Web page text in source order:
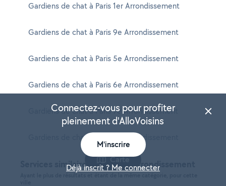
Gardiens de chat à Paris 1er Arrondissement
Gardiens de chat à Paris 9e Arrondissement
Gardiens de chat à Paris 5e Arrondissement
Gardiens de chat à Paris 6e Arrondissement
Gardiens de chat à Paris 7e Arrondissement
Gardiens de chat à Paris 2e Arrondissement
Services similaires à Paris 8e Arrondissement
Carte
Connectez-vous pour profiter
pleinement d'AlloVoisins
M'inscrire
Déjà inscrit ? Me connecter